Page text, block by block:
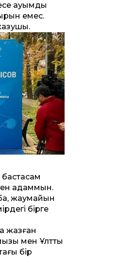
ауқымды
емес.
адаммын.
жаумайын
бірге
жазған
мен Ұлт­тық
бір